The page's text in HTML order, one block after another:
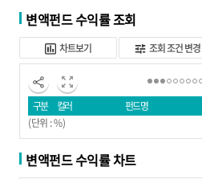
변액펀드 수익률 조회
차트보기 조회 조건 변경
구분 컬러 펀드명
(단위 : %)
변액펀드 수익률 차트